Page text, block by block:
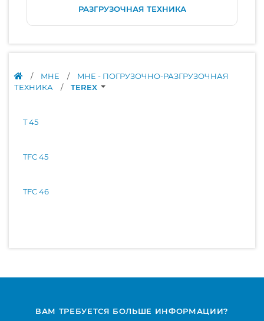
РАЗГРУЗОЧНАЯ ТЕХНИКА
/ MHE /
MHE - ПОГРУЗОЧНО-РАЗГРУЗОЧНАЯ
ТЕХНИКА
/ TEREX
T 45
TFC 45
TFC 46
ВАМ ТРЕБУЕТСЯ БОЛЬШЕ ИНФОРМАЦИИ?